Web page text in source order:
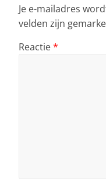
Je e-mailadres
velden zijn
Reactie*